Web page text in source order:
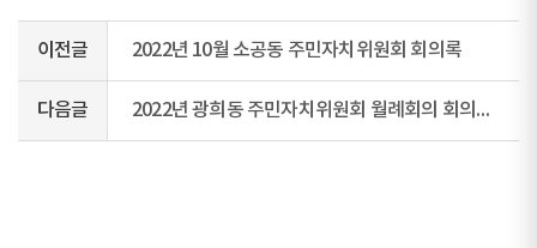
이전글 2022년 10월 소공동 주민자치위원회 회의록
다음글 2022년 광희동 주민자치위원회 월례회의 회의록(2022년 9월)